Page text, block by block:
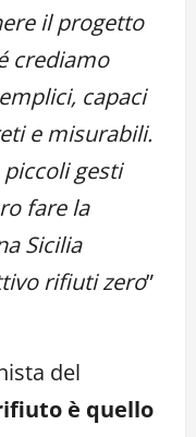
il progetto
crediamo
capaci
e misurabili.
gesti
fare la
Sicilia
rifiuti zero”
del
è quello